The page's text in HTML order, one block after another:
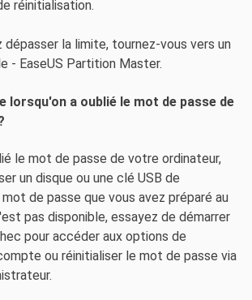
réinitialisation.
dépasser la limite, tournez-vous vers un
- EaseUS Partition Master.
lorsqu'on a oublié le mot de passe de
le mot de passe de votre ordinateur,
un disque ou une clé USB de
de passe que vous avez préparé au
pas disponible, essayez de démarrer
pour accéder aux options de
ou réinitialiser le mot de passe via